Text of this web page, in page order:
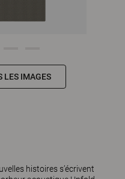
LES IMAGES
histoires s’écrivent